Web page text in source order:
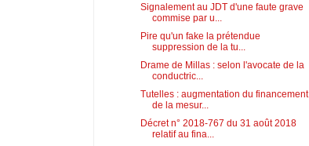
Signalement au JDT d'une faute grave
commise par u...
Pire qu'un fake la prétendue
suppression de la tu...
Drame de Millas : selon l'avocate de la
conductric...
Tutelles : augmentation du financement
de la mesur...
Décret n° 2018-767 du 31 août 2018
relatif au fina...